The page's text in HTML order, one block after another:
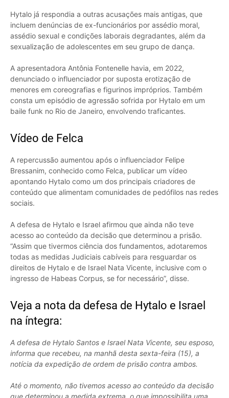
Hytalo já respondia a outras acusações mais antigas, que
incluem denúncias de ex-funcionários por assédio moral,
assédio sexual e condições laborais degradantes, além da
sexualização de adolescentes em seu grupo de dança.
A apresentadora Antônia Fontenelle havia, em 2022,
denunciado o influenciador por suposta erotização de
menores em coreografias e figurinos impróprios. Também
consta um episódio de agressão sofrida por Hytalo em um
baile funk no Rio de Janeiro, envolvendo traficantes.
Vídeo de Felca
A repercussão aumentou após o influenciador Felipe
Bressanim, conhecido como Felca, publicar um vídeo
apontando Hytalo como um dos principais criadores de
conteúdo que alimentam comunidades de pedófilos nas redes
sociais.
A defesa de Hytalo e Israel afirmou que ainda não teve
acesso ao conteúdo da decisão que determinou a prisão.
“Assim que tivermos ciência dos fundamentos, adotaremos
todas as medidas Judiciais cabíveis para resguardar os
direitos de Hytalo e de Israel Nata Vicente, inclusive com o
ingresso de Habeas Corpus, se for necessário”, disse.
Veja a nota da defesa de Hytalo e Israel
na íntegra:
A defesa de Hytalo Santos e Israel Nata Vicente, seu esposo,
informa que recebeu, na manhã desta sexta-feira (15), a
notícia da expedição de ordem de prisão contra ambos.
Até o momento, não tivemos acesso ao conteúdo da decisão
que determinou a medida extrema, o que impossibilita uma